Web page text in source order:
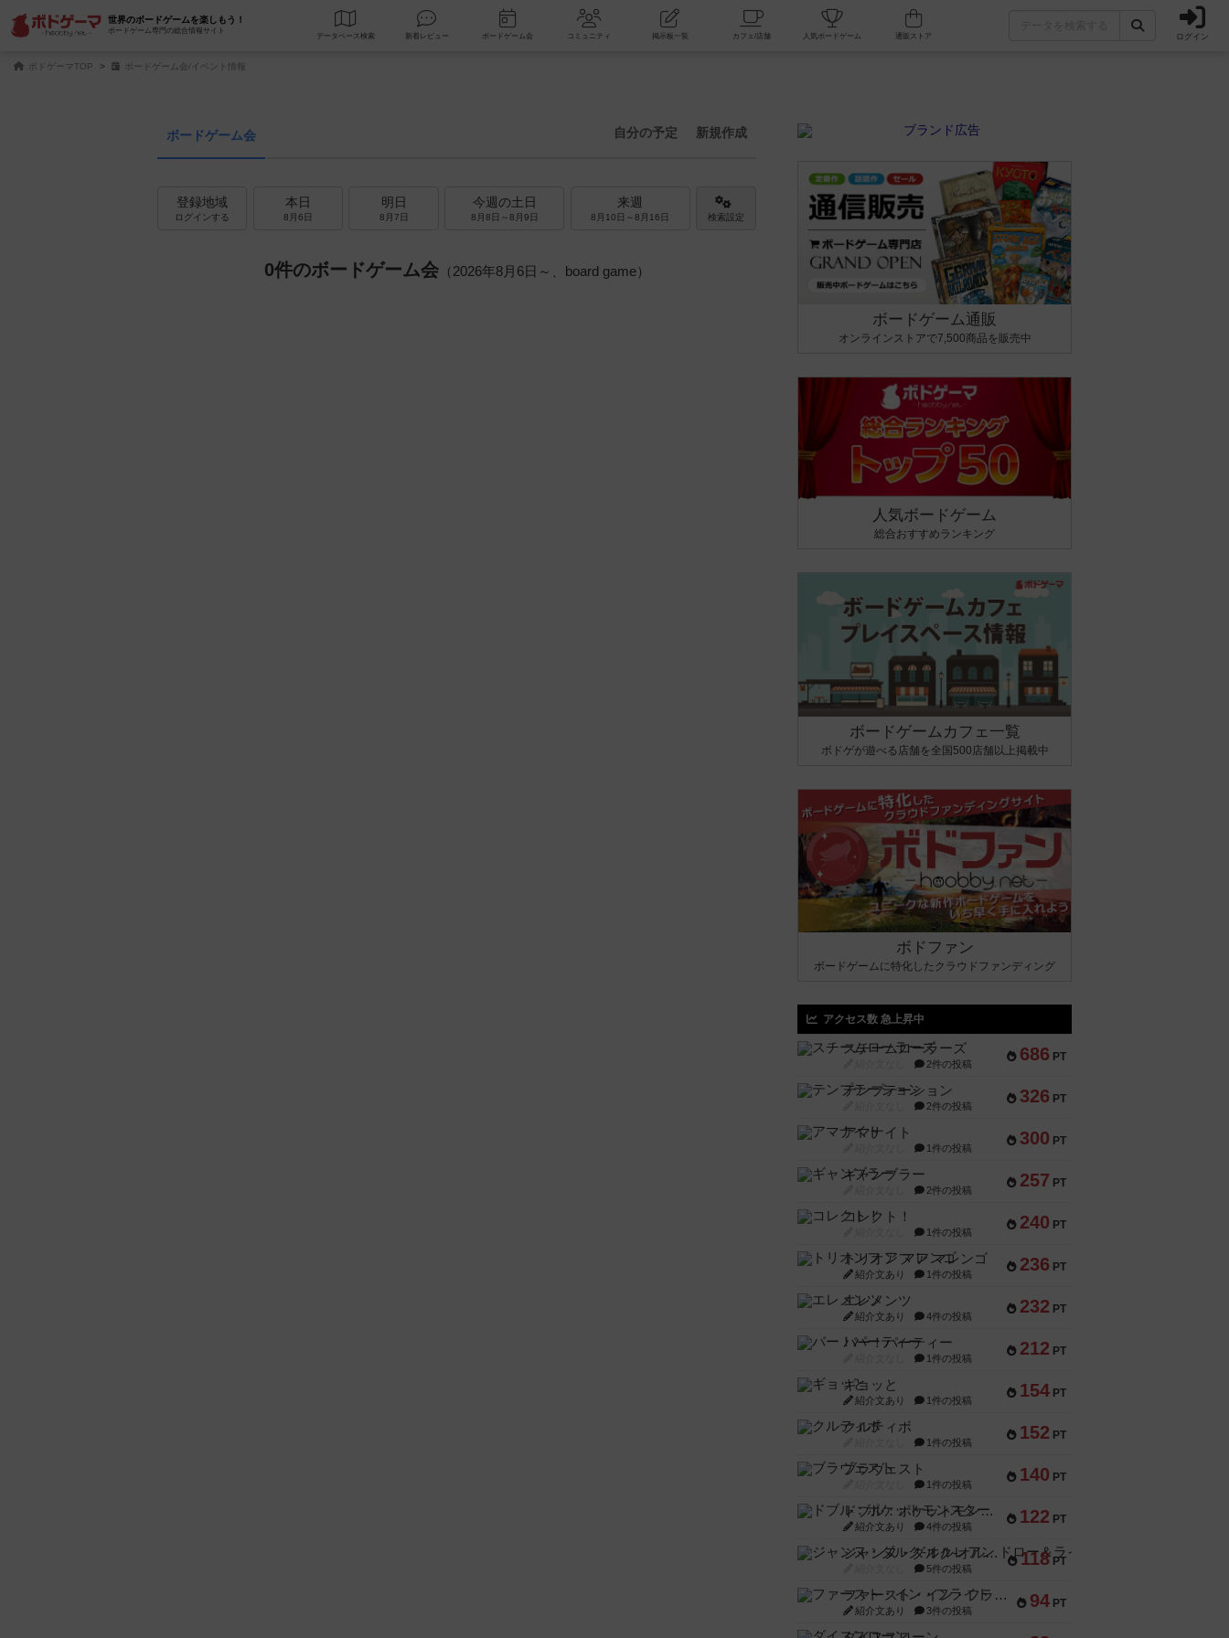
世界のボードゲームを楽しもう！
ボードゲーム専門の総合情報サイト
データベース 検索 新着レビュー ボードゲーム会 コミュニティ 掲示板一覧 カフェ/店舗 人気ボードゲーム ログイン
ボドゲーマTOP ボードゲーム会/イベント情報
ボードゲーム会 新規作成
自分の予定
登録地域
ログインする
本日
8月6日
明日
8月7日
今週の土日
8月8日～8月9日
来週
8月10日～8月16日 検索設定
0件のボードゲーム会（2026年8月6日～、board game）
ボードゲーム通販
オンラインストアで7,500商品を販売中
人気ボードゲーム
総合おすすめランキング
ボードゲームカフェ一覧
ボドゲが遊べる店舗を全国500店舗以上掲載中
ボドファン
ボードゲームに特化したクラウドファンディング
アクセス数 急上昇中
686 PT
スチームローラーズ
2件の投稿
326 PT
テンプテーション
2件の投稿
300 PT
アマナイト
1件の投稿
257 PT
ギャンブラー
2件の投稿
240 PT
コレクト！
1件の投稿
236 PT
トリオンフ ア マレンゴ
紹介文あり 1件の投稿
232 PT
エレメンツ
紹介文あり 4件の投稿
212 PT
バー！パーティー
1件の投稿
154 PT
ギョッと
紹介文あり 1件の投稿
152 PT
クルティボ
1件の投稿
140 PT
ブラヴェスト
1件の投稿
122 PT
ドブル：ポケットモンスター
紹介文あり 4件の投稿
118 PT
ジャンヌ・ダルク-オルレアン ドロー＆ライト
5件の投稿
94 PT
ファースト・イン・フライト
紹介文あり 3件の投稿